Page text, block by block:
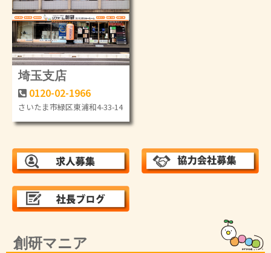
埼玉支店
0120-02-1966
さいたま市緑区東浦和4-33-14
創研マニア